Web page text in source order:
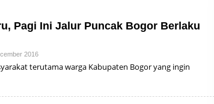
Pagi Ini Jalur Puncak Bogor Berlaku
2016
R
L
terutama warga Kabupaten Bogor yang ingin